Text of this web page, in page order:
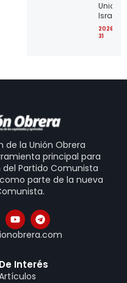
Unidos
Israel
2026-
31
de la Unión Obrera
principal para
Partido Comunista
parte de la nueva
De Interés